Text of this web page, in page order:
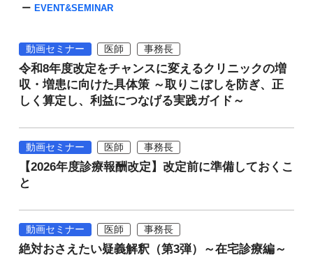
EVENT&SEMINAR
動画セミナー 医師 事務長
令和8年度改定をチャンスに変えるクリニックの増
収・増患に向けた具体策 ～取りこぼしを防ぎ、正
しく算定し、利益につなげる実践ガイド～
動画セミナー 医師 事務長
【2026年度診療報酬改定】改定前に準備しておくこ
と
動画セミナー 医師 事務長
絶対おさえたい疑義解釈（第3弾）～在宅診療編～